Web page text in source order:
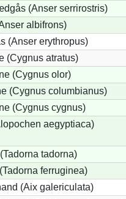
(Anser serrirostris)
albifrons)
(Anser erythropus)
(Cygnus atratus)
(Cygnus olor)
(Cygnus columbianus)
(Cygnus cygnus)
aegyptiaca)
tadorna)
ferruginea)
(Aix galericulata)